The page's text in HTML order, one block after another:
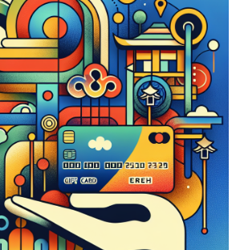
点
—
初
者
の
た
め
の
ガ
イ
ド
は